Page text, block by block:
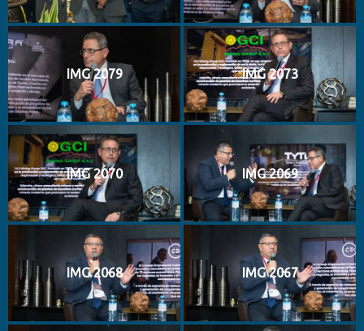
IMG 2079 IMG 2073
IMG 2070 IMG 2069
IMG 2068 IMG 2067